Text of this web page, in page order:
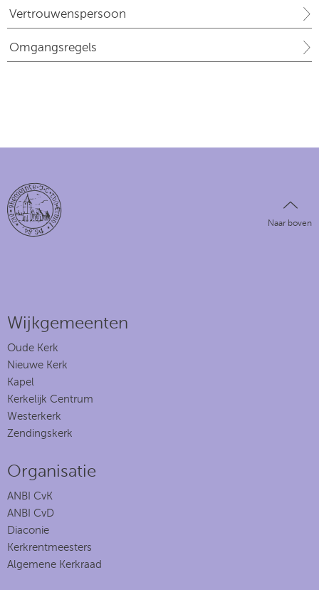
Vertrouwenspersoon
Omgangsregels
Naar boven
Wijkgemeenten
Oude Kerk
Nieuwe Kerk
Kapel
Kerkelijk Centrum
Westerkerk
Zendingskerk
Organisatie
ANBI CvK
ANBI CvD
Diaconie
Kerkrentmeesters
Algemene Kerkraad